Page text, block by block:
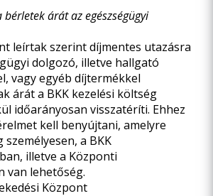
bérletek árát az egészségügyi
leírtak szerint díjmentes utazásra
dolgozó, illetve hallgató
vagy egyéb díjtermékkel
árát a BKK kezelési költség
időarányosan visszatéríti. Ehhez
kell benyújtani, amelyre
a BKK
illetve a Központi
van lehetőség.
Központ